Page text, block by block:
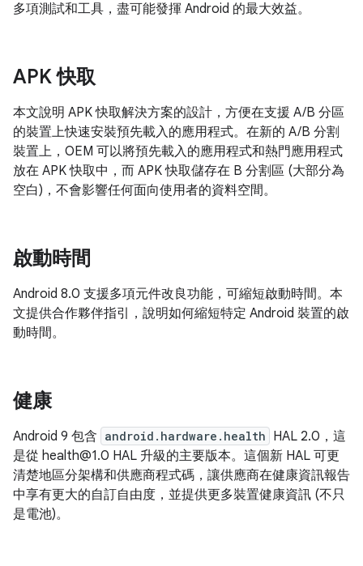
多項測試和工具，盡可能發揮 Android 的最大效益。
APK 快取
本文說明 APK 快取解決方案的設計，方便在支援 A/B 分區
的裝置上快速安裝預先載入的應用程式。在新的 A/B 分割
裝置上，OEM 可以將預先載入的應用程式和熱門應用程式
放在 APK 快取中，而 APK 快取儲存在 B 分割區 (大部分為
空白)，不會影響任何面向使用者的資料空間。
啟動時間
Android 8.0 支援多項元件改良功能，可縮短啟動時間。本
文提供合作夥伴指引，說明如何縮短特定 Android 裝置的啟
動時間。
健康
Android 9 包含 android.hardware.health HAL 2.0，這
是從 health@1.0 HAL 升級的主要版本。這個新 HAL 可更
清楚地區分架構和供應商程式碼，讓供應商在健康資訊報告
中享有更大的自訂自由度，並提供更多裝置健康資訊 (不只
是電池)。